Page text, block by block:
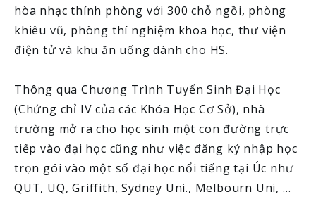
hòa nhạc thính phòng với 300 chỗ ngồi, phòng
khiêu vũ, phòng thí nghiệm khoa học, thư viện
điện tử và khu ăn uống dành cho HS.
Thông qua Chương Trình Tuyển Sinh Đại Học
(Chứng chỉ IV của các Khóa Học Cơ Sở), nhà
trường mở ra cho học sinh một con đường trực
tiếp vào đại học cũng như việc đăng ký nhập học
trọn gói vào một số đại học nổi tiếng tại Úc như
QUT, UQ, Griffith, Sydney Uni., Melbourn Uni, …